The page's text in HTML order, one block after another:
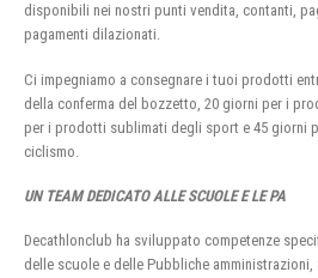
disponibili nei nostri punti vendita, contanti,
pagamenti dilazionati.
Ci impegniamo a consegnare i tuoi prodotti
della conferma del bozzetto, 20 giorni per i
per i prodotti sublimati degli sport e 45 giorni
ciclismo.
UN TEAM DEDICATO ALLE SCUOLE E LE PA
Decathlonclub ha sviluppato competenze
delle scuole e delle Pubbliche